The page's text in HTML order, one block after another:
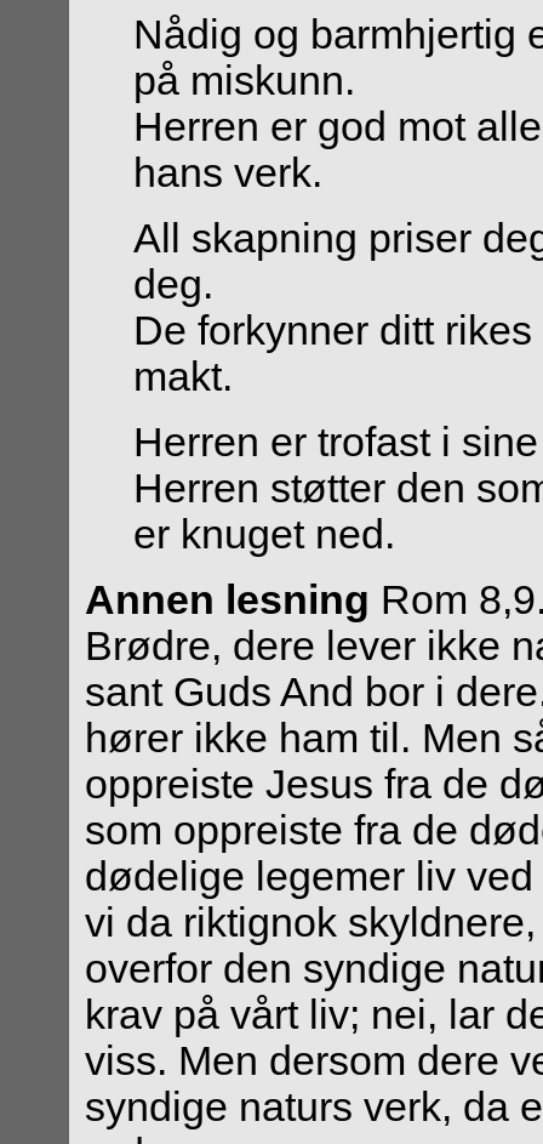
Nådig og barmhjertig
på miskunn.
Herren er god mot
hans verk.
All skapning priser
deg.
De forkynner ditt
makt.
Herren er trofast i
Herren støtter den
er knuget ned.
Annen lesning Rom
Brødre, dere lever ikke
sant Guds And bor i
hører ikke ham til. Men
oppreiste Jesus fra de
som oppreiste fra de
dødelige legemer liv
vi da riktignok
overfor den syndige
krav på vårt liv; nei, lar
viss. Men dersom dere
syndige naturs verk, da